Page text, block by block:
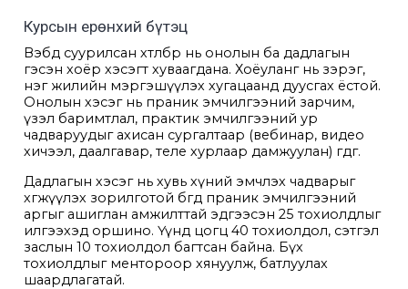
Курсын ерөнхий бүтэц
Вэбд суурилсан хөтөлбөр нь онолын ба дадлагын
гэсэн хоёр хэсэгт хуваагдана. Хоёуланг нь зэрэг,
нэг жилийн мэргэшүүлэх хугацаанд дуусгах ёстой.
Онолын хэсэг нь праник эмчилгээний зарчим,
үзэл баримтлал, практик эмчилгээний ур
чадваруудыг ахисан сургалтаар (вебинар, видео
хичээл, даалгавар, теле хурлаар дамжуулан) өгдөг.
Дадлагын хэсэг нь хувь хүний эмчлэх чадварыг
хөгжүүлэх зорилготой бөгөөд праник эмчилгээний
аргыг ашиглан амжилттай эдгээсэн 25 тохиолдлыг
илгээхэд оршино. Үүнд цогц 40 тохиолдол, сэтгэл
заслын 10 тохиолдол багтсан байна. Бүх
тохиолдлыг ментороор хянуулж, батлуулах
шаардлагатай.